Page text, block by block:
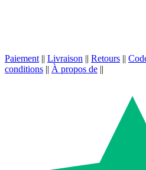
Paiement || Livraison || Retours ||
conditions || À propos de ||